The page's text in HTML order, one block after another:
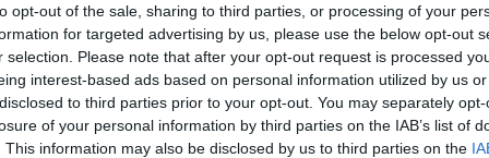
opt-out of the sale, sharing to third parties, or processing of your
for targeted advertising by us, please use the below opt-out
selection. Please note that after your opt-out request is processed
interest-based ads based on personal information utilized by us
to third parties prior to your opt-out. You may separately
of your personal information by third parties on the IAB’s list of
This information may also be disclosed by us to third parties on the